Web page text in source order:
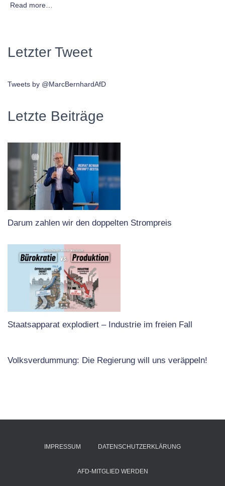
Read more…
Letzter Tweet
Tweets by @MarcBernhardAfD
Letzte Beiträge
Darum zahlen wir den doppelten Strompreis
Staatsapparat explodiert – Industrie im freien Fall
Volksverdummung: Die Regierung will uns veräppeln!
IMPRESSUM DATENSCHUTZERKLÄRUNG
AFD-MITGLIED WERDEN